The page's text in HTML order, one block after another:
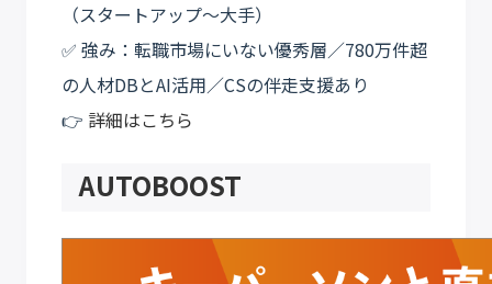
（スタートアップ〜大手）
✅ 強み：転職市場にいない優秀層／780万件超
の人材DBとAI活用／CSの伴走支援あり
👉 詳細はこちら
AUTOBOOST